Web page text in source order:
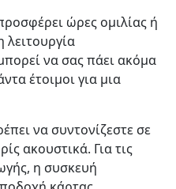
ώρες ομιλίας ή
λειτουργία
να σας πάει ακόμα
έτοιμοι για μια
να συντονίζεστε σε
ακουστικά. Για τις
η συσκευή